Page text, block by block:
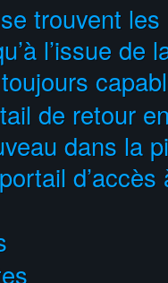
trouvent
l’issue
de retour
dans la
d’accès